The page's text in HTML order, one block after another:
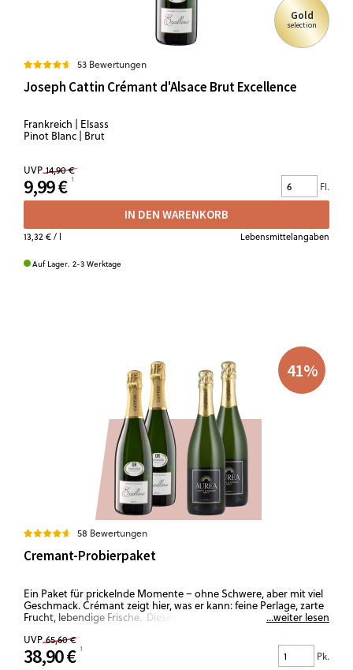
Gold
selection
53 Bewertungen
Joseph Cattin Crémant d'Alsace Brut Excellence
Frankreich | Elsass
Pinot Blanc | Brut
UVP 14,90 €
9,99 € Fl.
IN DEN WARENKORB
13,32 €/ l Lebensmittelangaben
Auf Lager. 2-3 Werktage
41%
58 Bewertungen
Cremant-Probierpaket
Ein Paket für prickelnde Momente – ohne Schwere, aber mit viel
Geschmack. Crémant zeigt hier, was er kann: feine Perlage, zarte
Frucht, lebendige Frische. Dieses Set ist dein Erste-Hilfe Koffer
Nachbarn, kleine Feier oder spontane Freuden. Herrliche
Crémants, die jede Stimmung veredeln.
...weiter lesen
UVP 65,60 €
38,90 € Pk.